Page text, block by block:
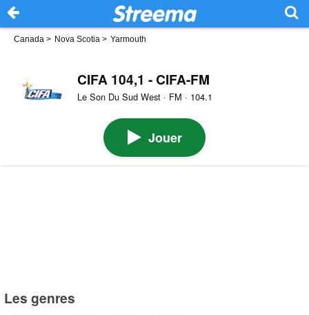
Canada > Nova Scotia > Yarmouth
CIFA 104,1 - CIFA-FM
Le Son Du Sud West · FM · 104.1
Jouer
Les genres